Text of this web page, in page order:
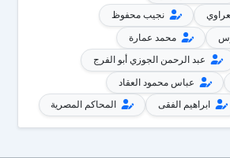
نجيب محفوظ
محمد عمارة
عبد الرحمن الجوزي أبو الفرج
عباس محمود العقاد
ابراهيم الفقى المحاكم المصرية